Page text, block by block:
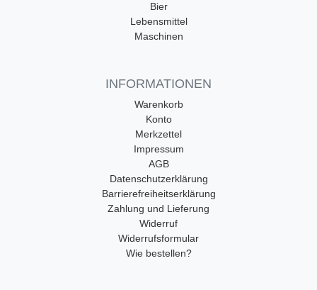
Bier
Lebensmittel
Maschinen
INFORMATIONEN
Warenkorb
Konto
Merkzettel
Impressum
AGB
Datenschutzerklärung
Barrierefreiheitserklärung
Zahlung und Lieferung
Widerruf
Widerrufsformular
Wie bestellen?